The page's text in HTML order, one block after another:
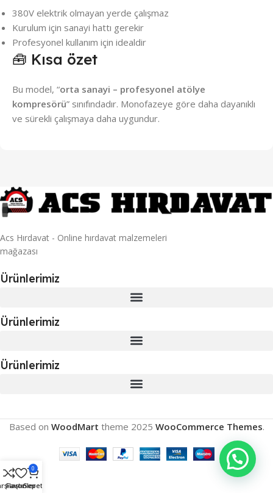
380V elektrik olmayan yerde çalışmaz
Kurulum için sanayi hattı gerekir
Profesyonel kullanım için idealdir
🧰 Kısa özet
Bu model, “orta sanayi – profesyonel atölye
kompresörü” sınıfındadır. Monofazeye göre daha dayanıklı
ve sürekli çalışmaya daha uygundur.
Acs Hırdavat - Online hırdavat malzemeleri
mağazası
Ürünlerimiz
Ürünlerimiz
Ürünlerimiz
Based on WoodMart theme 2025 WooCommerce Themes.
Favoriler
0
Sepet